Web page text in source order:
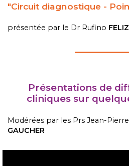
"Circuit diagnostique -
présentée par le Dr Rufino
Présentations de
cliniques sur
Modérées par les Prs Jean-Pierre
GAUCHER